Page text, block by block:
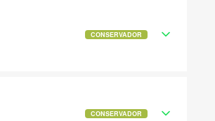
CONSERVADOR
CONSERVADOR